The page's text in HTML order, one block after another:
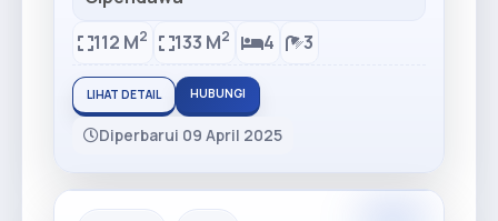
112 M2 133 M2 4 3
LIHAT DETAIL HUBUNGI
Diperbarui 09 April 2025